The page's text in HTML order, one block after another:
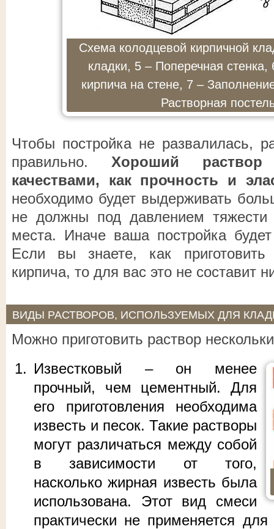
Схема колодцевой кирпичной
кладки, 5 – Поперечная стенка,
кирпича на стене, 7 –
Растворная
Чтобы постройка не развалилась,
правильно. Хороший раствор
качествами, как прочность и
необходимо будет выдерживать
не должны под давлением тяжести
места. Иначе ваша постройка
Если вы знаете, как
кирпича, то для вас это не составит
ВИДЫ РАСТВОРОВ, ИСПОЛЬЗУЕМЫХ ДЛЯ
Можно приготовить раствор
Известковый – он менее
прочный, чем цементный. Для
его приготовления необходима
известь и песок. Такие растворы
могут различаться между собой
в зависимости от того,
насколько жирная известь была
использована. Этот вид смеси
практически не применяется для